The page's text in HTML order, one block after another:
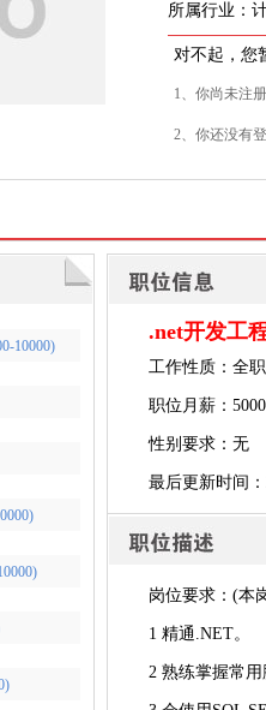
所属行业：
对不起，您
1、你尚未注
2、你还没有
10000)
.net开发工
工作性质：全职
职位月薪：
性别要求：无
最后更新时间
岗位要求：(本
1 精通.NET。
2 熟练掌握常用